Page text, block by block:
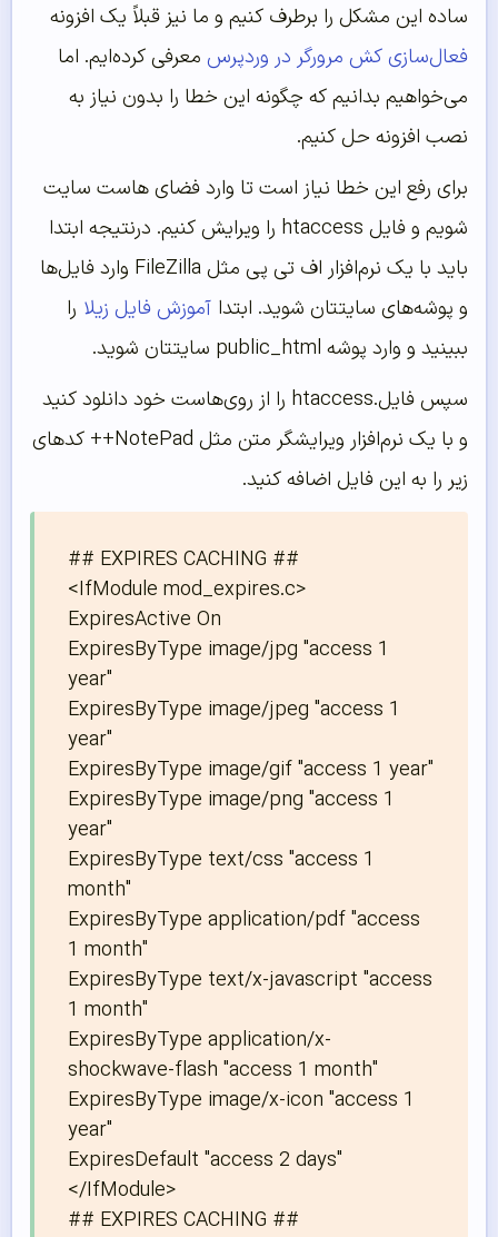
ساده این مشکل را برطرف کنیم و ما نیز قبلاً یک افزونه
فعال‌سازی کش مرورگر در وردپرس معرفی کرده‌ایم. اما
می‌خواهیم بدانیم که چگونه این خطا را بدون نیاز به
نصب افزونه حل کنیم.
برای رفع این خطا نیاز است تا وارد فضای هاست سایت
شویم و فایل htaccess را ویرایش کنیم. درنتیجه ابتدا
باید با یک نرم‌‌افزار اف تی پی مثل FileZilla وارد فایل‌ها
و پوشه‌های سایتتان شوید. ابتدا آموزش فایل زیلا را
ببینید و وارد پوشه public_html سایتتان شوید.
سپس فایل.htaccess را از روی‌هاست خود دانلود کنید
و با یک نرم‌افزار ویرایشگر متن مثل NotePad++ کدهای
زیر را به این فایل اضافه کنید.
## EXPIRES CACHING ##
<IfModule mod_expires.c>
ExpiresActive On
ExpiresByType image/jpg "access 1
year"
ExpiresByType image/jpeg "access 1
year"
ExpiresByType image/gif "access 1 year"
ExpiresByType image/png "access 1
year"
ExpiresByType text/css "access 1
month"
ExpiresByType application/pdf "access
1 month"
ExpiresByType text/x-javascript "access
1 month"
ExpiresByType application/x-
shockwave-flash "access 1 month"
ExpiresByType image/x-icon "access 1
year"
ExpiresDefault "access 2 days"
</IfModule>
## EXPIRES CACHING ##